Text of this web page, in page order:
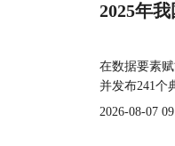
2025年
在数据要素
并发布241个
2026-08-07